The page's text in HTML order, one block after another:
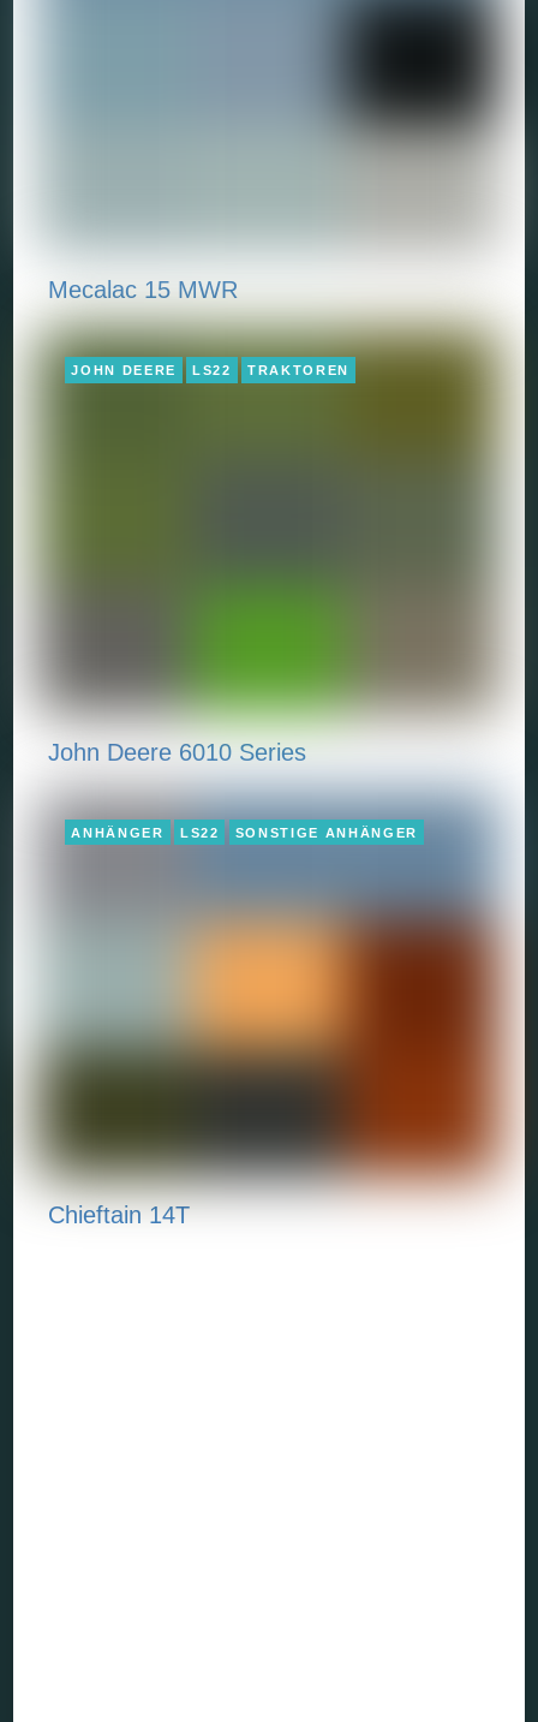
Mecalac 15 MWR
JOHN DEERE LS22 TRAKTOREN
John Deere 6010 Series
ANHÄNGER LS22 SONSTIGE ANHÄNGER
Chieftain 14T